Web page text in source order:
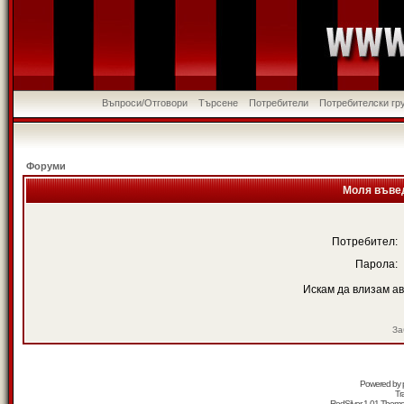
Въпроси/Отговори Търсене Потребители Потребителски
Форуми
Моля
Потребител:
Парола:
Искам да влизам
Powered by